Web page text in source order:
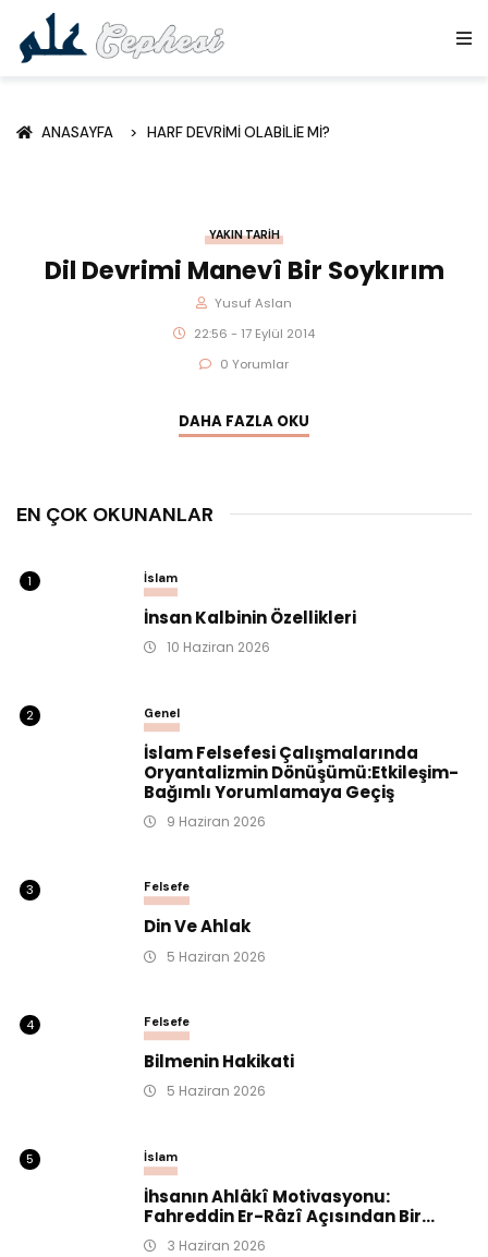
ANASAYFA HARF DEVRIMI OLABILIE MI?
YAKIN TARIH
Dil Devrimi Manevî Bir Soykırım
Yusuf Aslan
22:56 - 17 Eylül 2014
0 Yorumlar
DAHA FAZLA OKU
EN ÇOK OKUNANLAR
1 İslam
İnsan Kalbinin Özellikleri
10 Haziran 2026
2 Genel
İslam Felsefesi Çalışmalarında
Oryantalizmin Dönüşümü:Etkileşim-
Bağımlı Yorumlamaya Geçiş
9 Haziran 2026
3 Felsefe
Din Ve Ahlak
5 Haziran 2026
4 Felsefe
Bilmenin Hakikati
5 Haziran 2026
5 İslam
İhsanın Ahlâkî Motivasyonu:
Fahreddin Er-Râzî Açısından Bir...
3 Haziran 2026